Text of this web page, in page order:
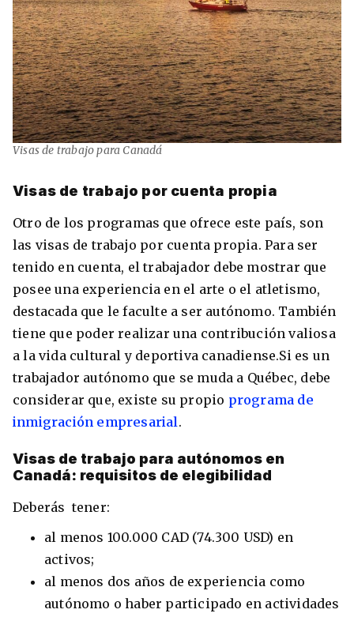
Visas de trabajo para Canadá
Visas de trabajo por cuenta propia
Otro de los programas que ofrece este país, son
las visas de trabajo por cuenta propia. Para ser
tenido en cuenta, el trabajador debe mostrar que
posee una experiencia en el arte o el atletismo,
destacada que le faculte a ser autónomo. También
tiene que poder realizar una contribución valiosa
a la vida cultural y deportiva canadiense.Si es un
trabajador autónomo que se muda a Québec, debe
considerar que, existe su propio programa de
inmigración empresarial.
Visas de trabajo para autónomos en
Canadá: requisitos de elegibilidad
Deberás tener:
al menos 100.000 CAD (74.300 USD) en
activos;
al menos dos años de experiencia como
autónomo o haber participado en actividades